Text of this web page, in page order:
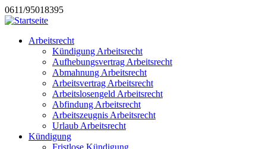
0611/95018395
Arbeitsrecht
Kündigung Arbeitsrecht
Aufhebungsvertrag Arbeitsrecht
Abmahnung Arbeitsrecht
Arbeitsvertrag Arbeitsrecht
Arbeitslosengeld Arbeitsrecht
Abfindung Arbeitsrecht
Arbeitszeugnis Arbeitsrecht
Urlaub Arbeitsrecht
Kündigung
Fristlose Kündigung